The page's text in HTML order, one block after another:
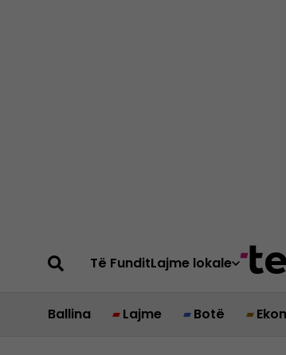
Të FunditLajme lokale
Ballina Lajme Botë